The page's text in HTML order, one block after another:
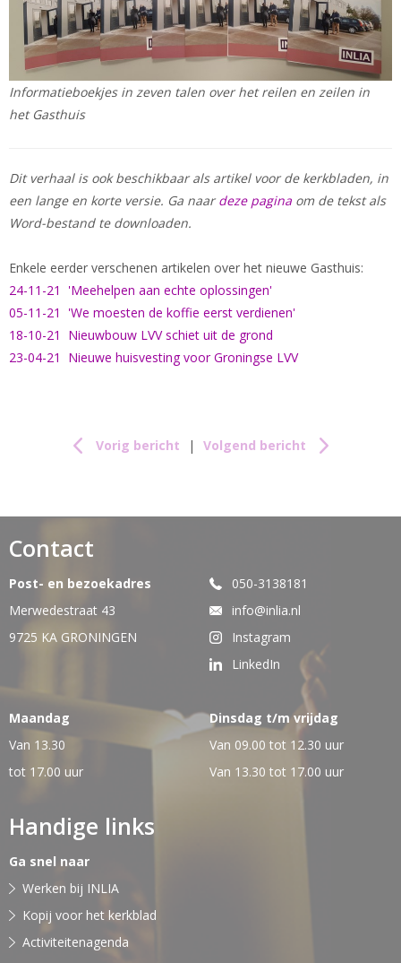
Informatieboekjes in zeven talen over het reilen en zeilen in
het Gasthuis
Dit verhaal is ook beschikbaar als artikel voor de kerkbladen, in
een lange en korte versie. Ga naardeze pagina om de tekst als
Word-bestand te downloaden.
Enkele eerder verschenen artikelen over het nieuwe Gasthuis:
24-11-21 'Meehelpen aan echte oplossingen'
05-11-21 'We moesten de koffie eerst verdienen'
18-10-21 Nieuwbouw LVV schiet uit de grond
23-04-21 Nieuwe huisvesting voor Groningse LVV
Vorig bericht | Volgend bericht
Contact
Post- en bezoekadres
Merwedestraat 43
9725 KA GRONINGEN
050-3138181
info@inlia.nl
Instagram
LinkedIn
Maandag
Van 13.30
tot 17.00 uur
Dinsdag t/m vrijdag
Van 09.00 tot 12.30 uur
Van 13.30 tot 17.00 uur
Handige links
Ga snel naar
Werken bij INLIA
Kopij voor het kerkblad
Activiteitenagenda